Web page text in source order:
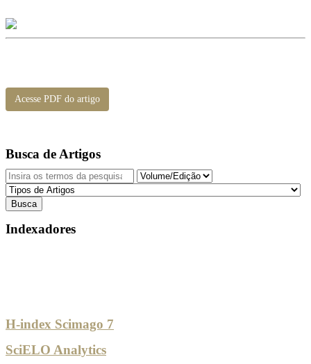
Acesse PDF do artigo
Busca de Artigos
Indexadores
H-index Scimago 7
SciELO Analytics